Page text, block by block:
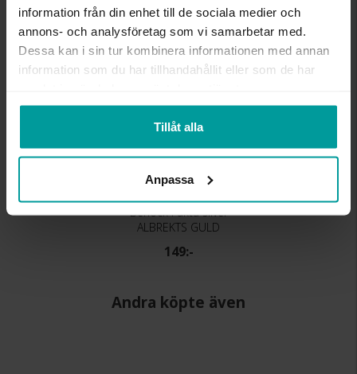
information från din enhet till de sociala medier och
annons- och analysföretag som vi samarbetar med.
Dessa kan i sin tur kombinera informationen med annan
information som du har tillhandahållit eller som de har
Tillåt alla
Anpassa
Berlock i äkta silver
ALBREKTS GULD
149:-
Andra köpte även